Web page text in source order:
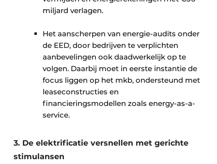
miljard verlagen.
Het aanscherpen van energie-audits onder
de EED, door bedrijven te verplichten
aanbevelingen ook daadwerkelijk op te
volgen. Daarbij moet in eerste instantie de
focus liggen op het mkb, ondersteund met
leaseconstructies en
financieringsmodellen zoals energy-as-a-
service.
3. De elektrificatie versnellen met gerichte
stimulansen